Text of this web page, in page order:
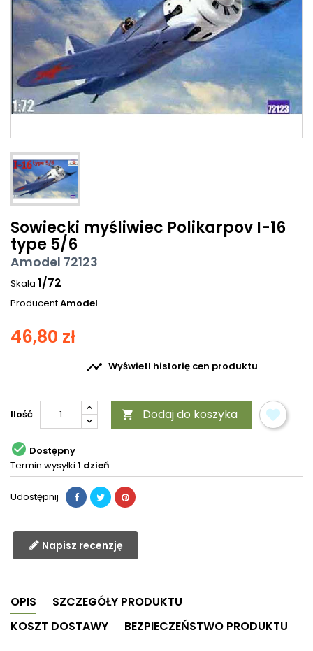
Sowiecki myśliwiec Polikarpov I-16
type 5/6
Amodel 72123
Skala 1/72
ProducentAmodel
46,80 zł
 Wyświetl historię cen produktu
Ilość  Dodaj do koszyka
 Dostępny
Termin wysyłki 1 dzień
Udostępnij
Napisz recenzję
OPIS
SZCZEGÓŁY PRODUKTU
KOSZT DOSTAWY
BEZPIECZEŃSTWO PRODUKTU